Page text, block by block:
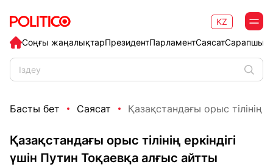
Соңғы жаңалықтарПрезидентПарламентСаясат
KZ
Басты бет Саясат Қазақстандағы орыс тілінің
Қазақстандағы орыс тілінің еркіндігі
үшін Путин Тоқаевқа алғыс айтты